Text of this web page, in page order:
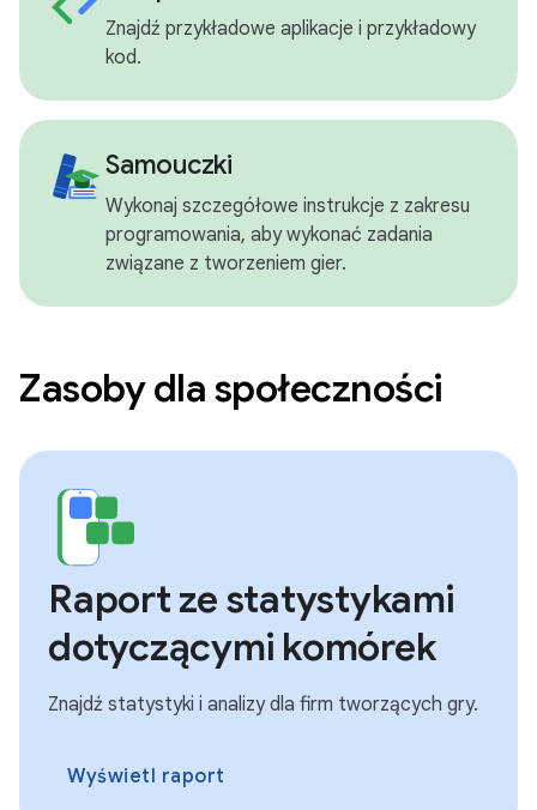
Znajdź przykładowe aplikacje i przykładowy
kod.
Samouczki
Wykonaj szczegółowe instrukcje z zakresu
programowania, aby wykonać zadania
związane z tworzeniem gier.
Zasoby dla społeczności
Raport ze statystykami
dotyczącymi komórek
Znajdź statystyki i analizy dla firm tworzących gry.
Wyświetl raport